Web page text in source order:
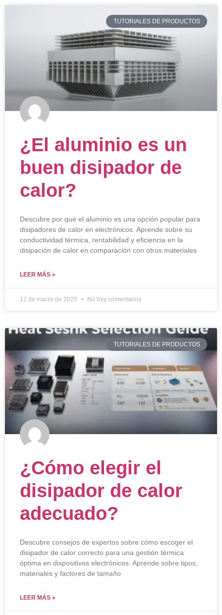
TUTORIALES DE PRODUCTOS
¿El aluminio es un
buen disipador de
calor?
Descubre por qué el aluminio es una opción popular para
disipadores de calor en electrónicos. Aprende sobre su
conductividad térmica, rentabilidad y eficiencia en la
disipación de calor en comparación con otros materiales
LEER MÁS »
12 de marzo de 2025 No hay comentarios
TUTORIALES DE PRODUCTOS
¿Cómo elegir el
disipador de calor
adecuado?
Descubre consejos de expertos sobre cómo escoger el
disipador de calor correcto para una gestión térmica
óptima en dispositivos electrónicos. Aprende sobre tipos,
materiales y factores de tamaño
LEER MÁS »